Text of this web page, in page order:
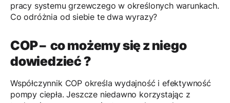
pracy systemu grzewczego w określonych warunkach.
Co odróżnia od siebie te dwa wyrazy?
COP – co możemy się z niego
dowiedzieć ?
Współczynnik COP określa wydajność i efektywność
pompy ciepła. Jeszcze niedawno korzystając z